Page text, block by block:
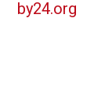
by24.org